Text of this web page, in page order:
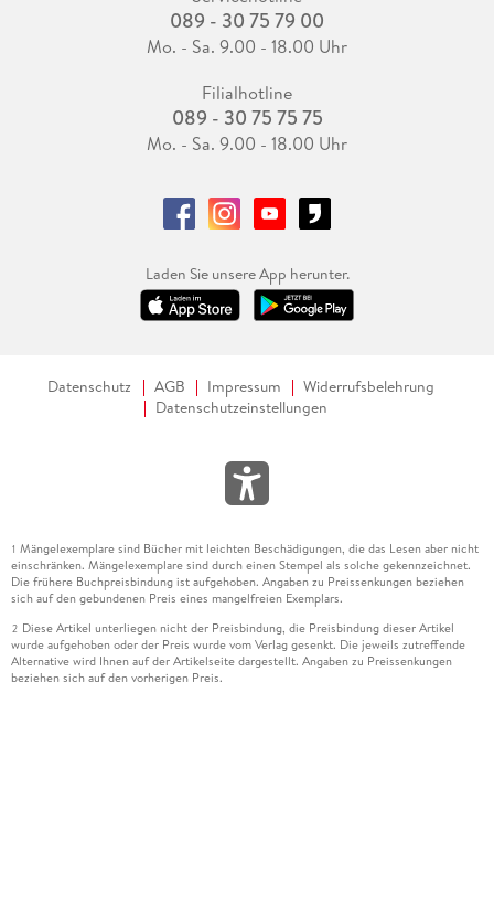
089 - 30 75 79 00
Mo. - Sa. 9.00 - 18.00 Uhr
Filialhotline
089 - 30 75 75 75
Mo. - Sa. 9.00 - 18.00 Uhr
Laden Sie unsere App herunter.
Datenschutz AGB Impressum
Widerrufsbelehrung
Datenschutzeinstellungen
1 Mängelexemplare sind Bücher mit leichten Beschädigungen, die das Lesen aber nicht
einschränken. Mängelexemplare sind durch einen Stempel als solche gekennzeichnet.
Die frühere Buchpreisbindung ist aufgehoben. Angaben zu Preissenkungen beziehen
sich auf den gebundenen Preis eines mangelfreien Exemplars.
2 Diese Artikel unterliegen nicht der Preisbindung, die Preisbindung dieser Artikel
wurde aufgehoben oder der Preis wurde vom Verlag gesenkt. Die jeweils zutreffende
Alternative wird Ihnen auf der Artikelseite dargestellt. Angaben zu Preissenkungen
beziehen sich auf den vorherigen Preis.